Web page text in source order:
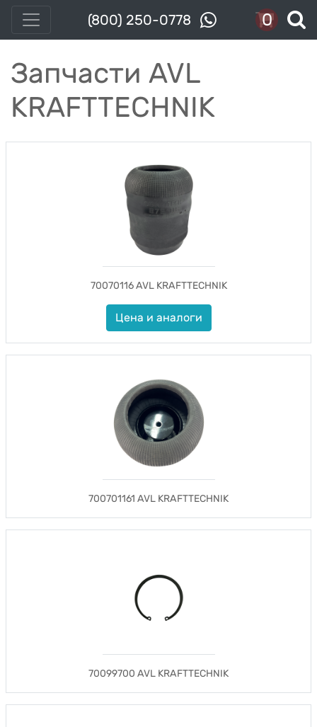
(800) 250-0778 0
Запчасти AVL
KRAFTTECHNIK
70070116 AVL KRAFTTECHNIK
Цена и аналоги
700701161 AVL KRAFTTECHNIK
70099700 AVL KRAFTTECHNIK